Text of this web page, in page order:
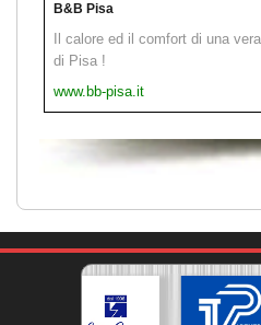
B&B Pisa
Il calore ed il comfort di una
di Pisa !
www.bb-pisa.it